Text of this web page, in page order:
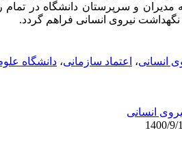
و سرپرستان دانشگاه در تمام
نیروی انسانی فراهم گردد.
انسانی، اعتماد سازمانی، دانشگاه
انسانی